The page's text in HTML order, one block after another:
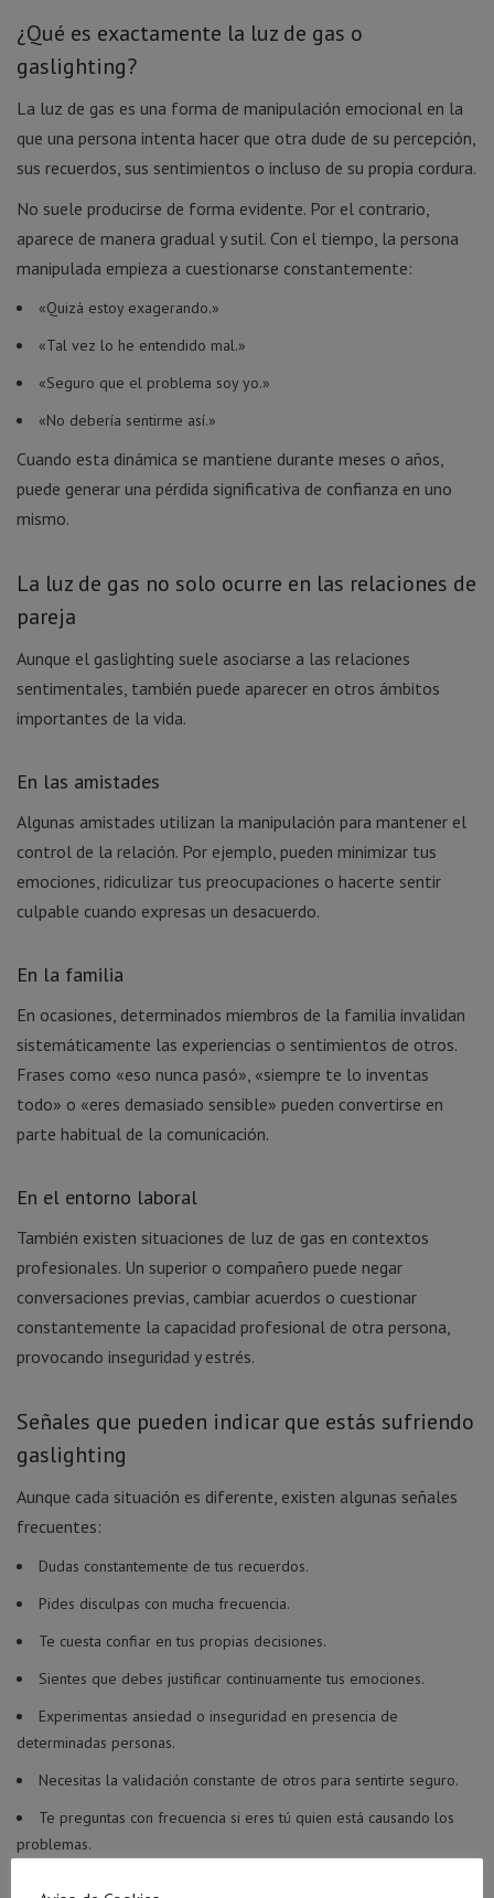
¿Qué es exactamente la luz de gas o
gaslighting?
La luz de gas es una forma de manipulación emocional en la
que una persona intenta hacer que otra dude de su percepción,
sus recuerdos, sus sentimientos o incluso de su propia cordura.
No suele producirse de forma evidente. Por el contrario,
aparece de manera gradual y sutil. Con el tiempo, la persona
manipulada empieza a cuestionarse constantemente:
«Quizá estoy exagerando.»
«Tal vez lo he entendido mal.»
«Seguro que el problema soy yo.»
«No debería sentirme así.»
Cuando esta dinámica se mantiene durante meses o años,
puede generar una pérdida significativa de confianza en uno
mismo.
La luz de gas no solo ocurre en las relaciones de
pareja
Aunque el gaslighting suele asociarse a las relaciones
sentimentales, también puede aparecer en otros ámbitos
importantes de la vida.
En las amistades
Algunas amistades utilizan la manipulación para mantener el
control de la relación. Por ejemplo, pueden minimizar tus
emociones, ridiculizar tus preocupaciones o hacerte sentir
culpable cuando expresas un desacuerdo.
En la familia
En ocasiones, determinados miembros de la familia invalidan
sistemáticamente las experiencias o sentimientos de otros.
Frases como «eso nunca pasó», «siempre te lo inventas
todo» o «eres demasiado sensible» pueden convertirse en
parte habitual de la comunicación.
En el entorno laboral
También existen situaciones de luz de gas en contextos
profesionales. Un superior o compañero puede negar
conversaciones previas, cambiar acuerdos o cuestionar
constantemente la capacidad profesional de otra persona,
provocando inseguridad y estrés.
Señales que pueden indicar que estás sufriendo
gaslighting
Aunque cada situación es diferente, existen algunas señales
frecuentes:
Dudas constantemente de tus recuerdos.
Pides disculpas con mucha frecuencia.
Te cuesta confiar en tus propias decisiones.
Sientes que debes justificar continuamente tus emociones.
Experimentas ansiedad o inseguridad en presencia de
determinadas personas.
Necesitas la validación constante de otros para sentirte seguro.
Te preguntas con frecuencia si eres tú quien está causando los
problemas.